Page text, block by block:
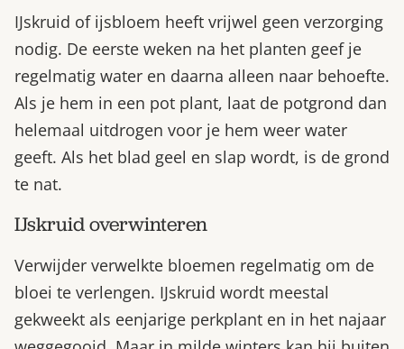
IJskruid of ijsbloem heeft vrijwel geen verzorging
nodig. De eerste weken na het planten geef je
regelmatig water en daarna alleen naar behoefte.
Als je hem in een pot plant, laat de potgrond dan
helemaal uitdrogen voor je hem weer water
geeft. Als het blad geel en slap wordt, is de grond
te nat.
IJskruid overwinteren
Verwijder verwelkte bloemen regelmatig om de
bloei te verlengen. IJskruid wordt meestal
gekweekt als eenjarige perkplant en in het najaar